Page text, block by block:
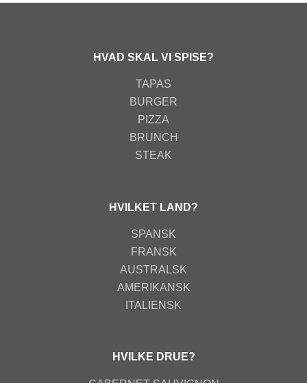
HVAD SKAL VI SPISE?
TAPAS
BURGER
PIZZA
BRUNCH
STEAK
HVILKET LAND?
SPANSK
FRANSK
AUSTRALSK
AMERIKANSK
ITALIENSK
HVILKE DRUE?